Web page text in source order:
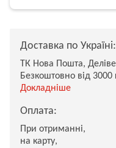
Доставка по Україні:
ТК Нова Пошта,
Безкоштовно від 3000
Докладніше
Оплата:
При отриманні,
на карту,